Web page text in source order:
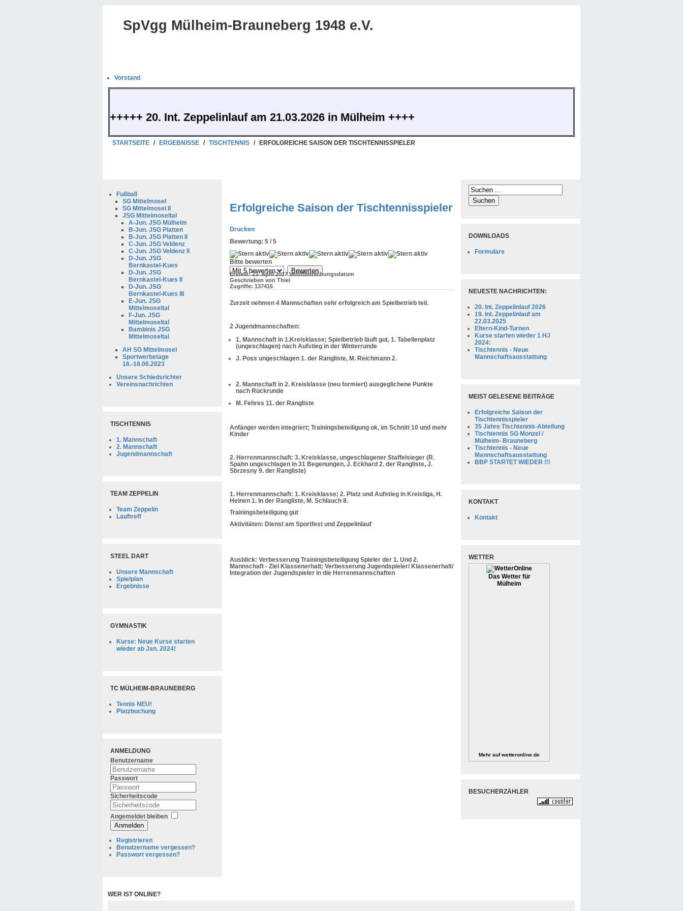
SpVgg Mülheim-Brauneberg 1948 e.V.
Vorstand
+++++ 20. Int. Zeppelinlauf am 21.03.2026 in Mülheim ++++
STARTSEITE / ERGEBNISSE / TISCHTENNIS / ERFOLGREICHE SAISON DER TISCHTENNISSPIELER
Erfolgreiche Saison der Tischtennisspieler
Drucken
Bewertung: 5 / 5
Bitte bewerten
Erstellt: 23. April 2017Veröffentlichungsdatum
Geschrieben von Thiel
Zugriffe: 137415
Zurzeit nehmen 4 Mannschaften sehr erfolgreich am Spielbetrieb teil.
2 Jugendmannschaften:
1. Mannschaft in 1.Kreisklasse; Spielbetrieb läuft gut, 1. Tabellenplatz
(ungeschlagen) nach Aufstieg in der Winterrunde
J. Poss ungeschlagen 1. der Rangliste, M. Reichmann 2.
2. Mannschaft in 2. Kreisklasse (neu formiert) ausgeglichene Punkte
nach Rückrunde
M. Fehres 11. der Rangliste
Anfänger werden integriert; Trainingsbeteiligung ok, im Schnitt 10 und mehr
Kinder
2. Herrenmannschaft: 3. Kreisklasse, ungeschlagener Staffelsieger (R.
Spahn ungeschlagen in 31 Begenungen, J. Eckhard 2. der Rangliste, J.
Sbrzesny 9. der Rangliste)
1. Herrenmannschaft: 1. Kreisklasse; 2. Platz und Aufstieg in Kreisliga, H.
Heinen 1. In der Rangliste, M. Schlauch 8.
Trainingsbeteiligung gut
Aktivitäten: Dienst am Sportfest und Zeppelinlauf
Ausblick: Verbesserung Trainingsbeteiligung Spieler der 1. Und 2.
Mannschaft - Ziel Klassenerhalt; Verbesserung Jugendspieler/ Klassenerhalt/
Integration der Jugendspieler in die Herrenmannschaften
Fußball
SG Mittelmosel
SG Mittelmosel II
JSG Mittelmoseltal
A-Jun. JSG Mülheim
B-Jun. JSG Platten
B-Jun. JSG Platten II
C-Jun. JSG Veldenz
C-Jun. JSG Veldenz II
D-Jun. JSG
Bernkastel-Kues
D-Jun. JSG
Bernkastel-Kues II
D-Jun. JSG
Bernkastel-Kues III
E-Jun. JSG
Mittelmoseltal
F-Jun. JSG
Mittelmoseltal
Bambinis JSG
Mittelmoseltal
AH SG Mittelmosel
Sportwerbetage
16.-18.06.2023
Unsere Schiedsrichter
Vereinsnachrichten
TISCHTENNIS
1. Mannschaft
2. Mannschaft
Jugendmannschaft
TEAM ZEPPELIN
Team Zeppelin
Lauftreff
STEEL DART
Unsere Mannschaft
Spielplan
Ergebnisse
GYMNASTIK
Kurse: Neue Kurse starten
wieder ab Jan. 2024!
TC MÜLHEIM-BRAUNEBERG
Tennis NEU!
Platzbuchung
ANMELDUNG
Benutzername
Passwort
Sicherheitscode
Angemeldet bleiben
Anmelden
Registrieren
Benutzername vergessen?
Passwort vergessen?
DOWNLOADS
Formulare
NEUESTE NACHRICHTEN:
20. Int. Zeppelinlauf 2026
19. Int. Zeppelinlauf am
22.03.2025
Eltern-Kind-Turnen
Kurse starten wieder 1 HJ
2024:
Tischtennis - Neue
Mannschaftsausstattung
MEIST GELESENE BEITRÄGE
Erfolgreiche Saison der
Tischtennisspieler
35 Jahre Tischtennis-Abteilung
Tischtennis SG Monzel /
Mülheim- Brauneberg
Tischtennis - Neue
Mannschaftsausstattung
BBP STARTET WIEDER !!!
KONTAKT
Kontakt
WETTER
Das Wetter für
Mülheim
Mehr aufwetteronline.de
BESUCHERZÄHLER
WER IST ONLINE?